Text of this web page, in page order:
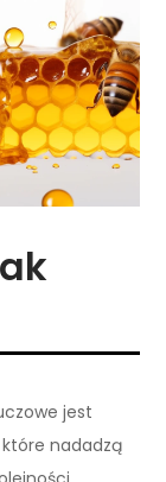
jest
nadadzą